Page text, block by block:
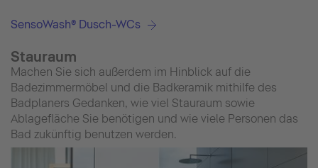
SensoWash® Dusch-WCs
Stauraum
Machen Sie sich außerdem im Hinblick auf die
Badezimmermöbel und die Badkeramik mithilfe des
Badplaners Gedanken, wie viel Stauraum sowie
Ablagefläche Sie benötigen und wie viele Personen das
Bad zukünftig benutzen werden.